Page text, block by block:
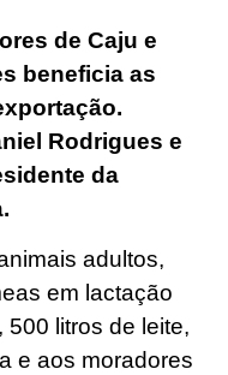
de Caju e
beneficia as
Rodrigues e
da
adultos,
em lactação
litros de leite,
e aos moradores